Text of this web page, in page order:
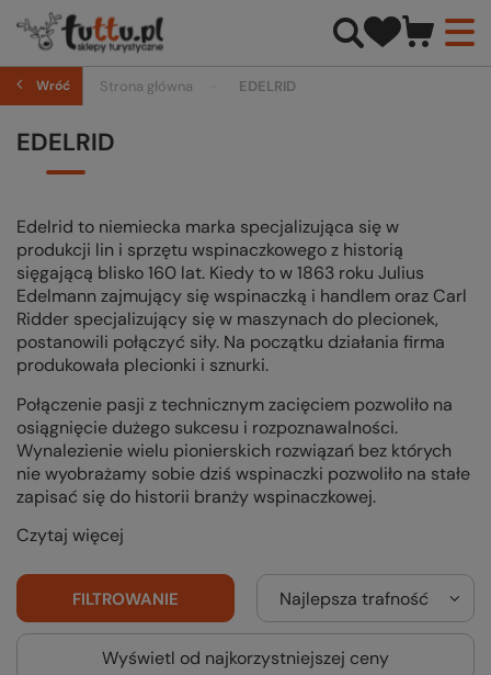
Wróć Strona główna EDELRID
EDELRID
Edelrid to niemiecka marka specjalizująca się w
produkcji lin i sprzętu wspinaczkowego z historią
sięgającą blisko 160 lat. Kiedy to w 1863 roku Julius
Edelmann zajmujący się wspinaczką i handlem oraz Carl
Ridder specjalizujący się w maszynach do plecionek,
postanowili połączyć siły. Na początku działania firma
produkowała plecionki i sznurki.
Połączenie pasji z technicznym zacięciem pozwoliło na
osiągnięcie dużego sukcesu i rozpoznawalności.
Wynalezienie wielu pionierskich rozwiązań bez których
nie wyobrażamy sobie dziś wspinaczki pozwoliło na stałe
zapisać się do historii branży wspinaczkowej.
Czytaj więcej
Najlepsza trafność
FILTROWANIE
Wyświetl od najkorzystniejszej ceny